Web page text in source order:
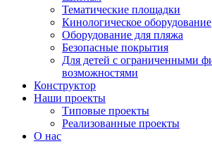
Песочницы
Песочные городки
Детские столики и скамьи
Домики-беседки
Теневые навесы и сцены
Развивающие игровые элементы
ПДД для детей
Спортивное оборудование
Кинологическое оборудование
Оборудование для пляжа
Тематические площадки
Кинологическое оборудование
Оборудование для пляжа
Безопасные покрытия
Для детей с ограниченными
возможностями
Конструктор
Наши проекты
Типовые проекты
Реализованные проекты
О нас